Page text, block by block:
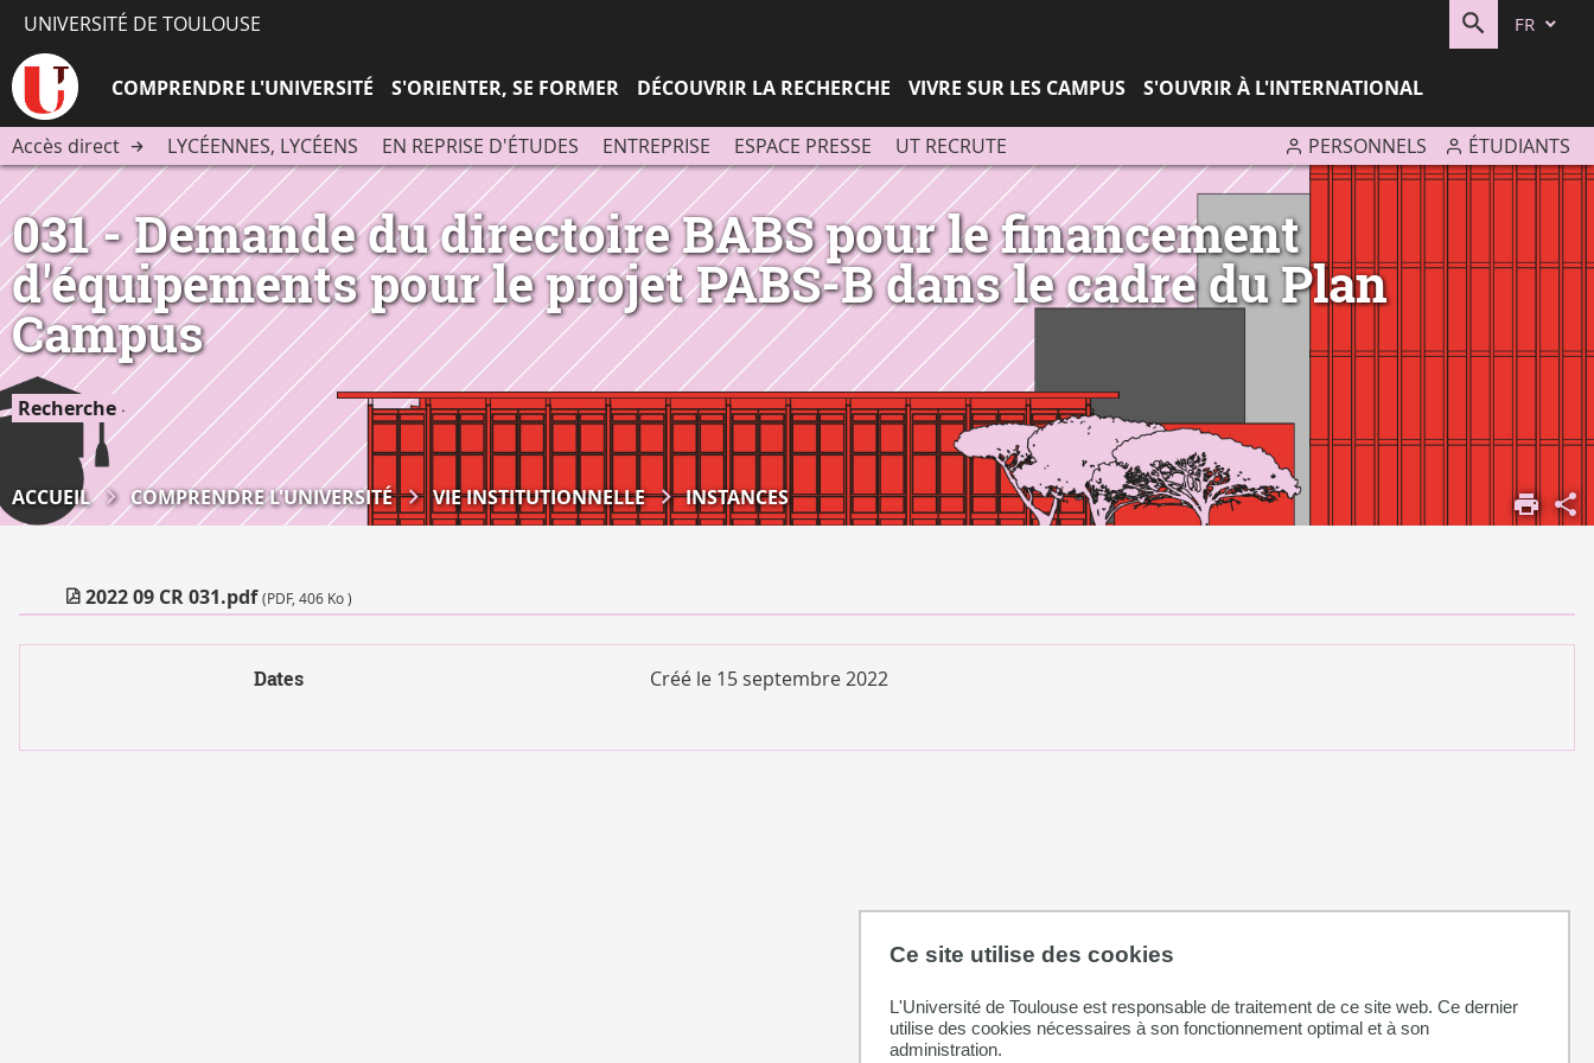
Ce site utilise des cookies
L'Université de Toulouse est responsable de traitement de ce site web. Ce dernier
utilise des cookies nécessaires à son fonctionnement optimal et à son
administration.
UNIVERSITÉ DE TOULOUSE FR
COMPRENDRE L'UNIVERSITÉ S'ORIENTER, SE FORMER DÉCOUVRIR LA RECHERCHE VIVRE SUR LES CAMPUS S'OUVRIR À L'INTERNATIONAL
Accès direct LYCÉENNES, LYCÉENS EN REPRISE D'ÉTUDES ENTREPRISE ESPACE PRESSE UT RECRUTE PERSONNELS ÉTUDIANTS
031 - Demande du directoire BABS pour le financement
d'équipements pour le projet PABS-B dans le cadre du Plan
Campus
Recherche
ACCUEIL COMPRENDRE L'UNIVERSITÉ VIE INSTITUTIONNELLE INSTANCES
2022 09 CR 031.pdf(PDF, 406 Ko )
Dates Créé le 15 septembre 2022